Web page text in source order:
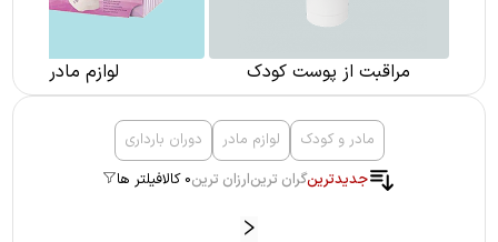
مراقبت از پوست کودک لوازم مادر
مادر و کودک لوازم مادر
دوران بارداری
جدیدترینگران ترینارزان ترین0 کالا فیلتر ها